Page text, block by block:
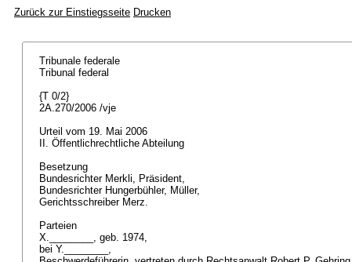
Zurück zur Einstiegsseite Drucken
Tribunale federale
Tribunal federal
{T 0/2}
2A.270/2006 /vje
Urteil vom 19. Mai 2006
II. Öffentlichrechtliche Abteilung
Besetzung
Bundesrichter Merkli, Präsident,
Bundesrichter Hungerbühler, Müller,
Gerichtsschreiber Merz.
Parteien
X.________, geb. 1974,
bei Y.________,